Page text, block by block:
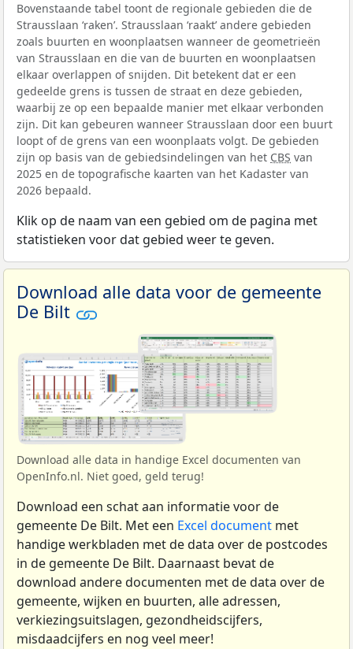
Bovenstaande tabel toont de regionale gebieden die de
Strausslaan ‘raken’. Strausslaan ‘raakt’ andere gebieden
zoals buurten en woonplaatsen wanneer de geometrieën
van Strausslaan en die van de buurten en woonplaatsen
elkaar overlappen of snijden. Dit betekent dat er een
gedeelde grens is tussen de straat en deze gebieden,
waarbij ze op een bepaalde manier met elkaar verbonden
zijn. Dit kan gebeuren wanneer Strausslaan door een buurt
loopt of de grens van een woonplaats volgt. De gebieden
zijn op basis van de gebiedsindelingen van het CBS van
2025 en de topografische kaarten van het Kadaster van
2026 bepaald.
Klik op de naam van een gebied om de pagina met
statistieken voor dat gebied weer te geven.
Download alle data voor de gemeente
De Bilt
Download alle data in handige Excel documenten van
OpenInfo.nl. Niet goed, geld terug!
Download een schat aan informatie voor de
gemeente De Bilt. Met een Excel document met
handige werkbladen met de data over de postcodes
in de gemeente De Bilt. Daarnaast bevat de
download andere documenten met de data over de
gemeente, wijken en buurten, alle adressen,
verkiezingsuitslagen, gezondheidscijfers,
misdaadcijfers en nog veel meer!